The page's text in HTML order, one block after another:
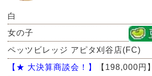
白
女の子
ペッツビレッジ アピタ刈谷店(FC)
【★ 大決算商談会！】
【198,000円】